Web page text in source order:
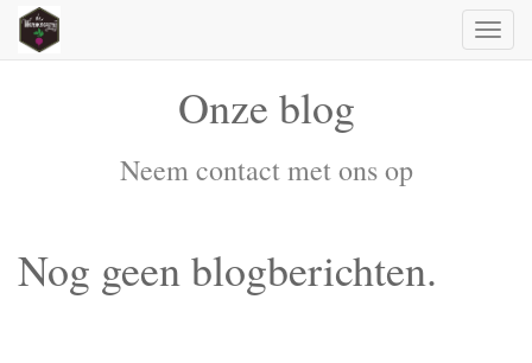
Toggle
Onze blog
Neem contact met ons op
Nog geen blogberichten.